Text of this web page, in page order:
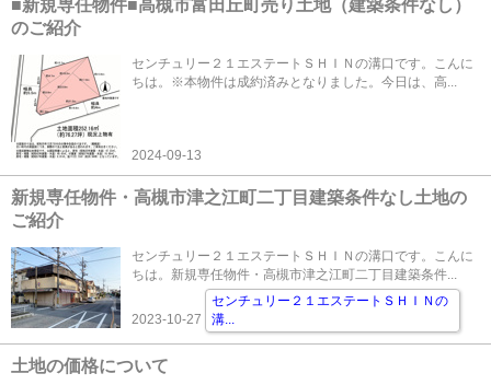
■新規専任物件■高槻市富田丘町売り土地（建築条件なし）
のご紹介
センチュリー２１エステートＳＨＩＮの溝口です。こんに
ちは。※本物件は成約済みとなりました。今日は、高...
2024-09-13
新規専任物件・高槻市津之江町二丁目建築条件なし土地の
ご紹介
センチュリー２１エステートＳＨＩＮの溝口です。こんに
ちは。新規専任物件・高槻市津之江町二丁目建築条件...
2023-10-27
センチュリー２１エステートＳＨＩＮの
溝...
土地の価格について